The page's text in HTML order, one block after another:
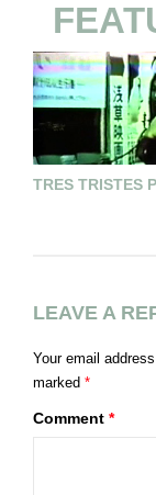
TRES TRISTES
LEAVE A
Your email
marked *
Comment *